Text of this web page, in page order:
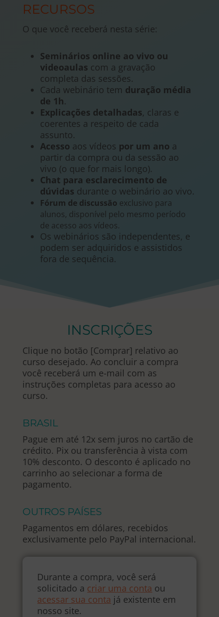
RECURSOS
O que você receberá nesta série:
Seminários online ao vivo ou
videoaulas com a gravação
completa das sessões.
Cada webinário tem duração média
de 1h.
Explicações detalhadas, claras e
coerentes a respeito de cada
assunto.
Acesso aos vídeos por um ano a
partir da compra ou da sessão ao
vivo (o que for mais longo).
Chat para esclarecimento de
dúvidas durante o webinário ao vivo.
Fórum de discussão exclusivo para
alunos, disponível pelo mesmo período
de acesso aos vídeos.
Os webinários são independentes, e
podem ser adquiridos e assistidos
fora de sequência.
INSCRIÇÕES
Clique no botão [Comprar] relativo ao
curso desejado. Ao concluir a compra
você receberá um e-mail com as
instruções completas para acesso ao
curso.
BRASIL
Pague em até 12x sem juros no cartão de
crédito. Pix ou transferência à vista com
10% desconto. O desconto é aplicado no
carrinho ao selecionar a forma de
pagamento.
OUTROS PAÍSES
Pagamentos em dólares, recebidos
exclusivamente pelo PayPal internacional.
Durante a compra, você será
solicitado a criar uma conta ou
acessar sua conta já existente em
nosso site.